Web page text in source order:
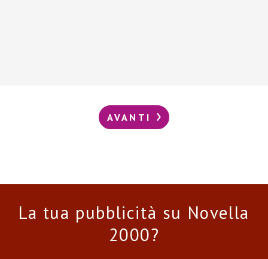
AVANTI
La tua pubblicità su Novella
2000?